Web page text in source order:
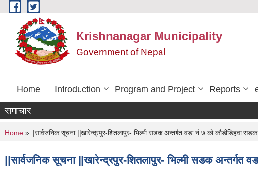
Skip to main content
Krishnanagar Municipality
Government of Nepal
Home Introduction Program and Project Reports
समाचार
You are here
Home » ||सार्वजनिक सूचना ||खारेन्द्रपुर-शितलापुर- भिल्मी सडक अन्तर्गत वडा नं.७ को कौडीडिहवा सडक
||सार्वजनिक सूचना ||खारेन्द्रपुर-शितलापुर- भिल्मी सडक अन्तर्गत